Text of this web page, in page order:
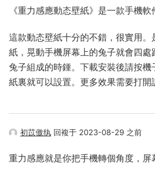
《重力感應動态壁紙》是一款手機軟
這款動态壁紙十分的不錯，很實用
紙，晃動手機屏幕上的兔子就會四
兔子組成的時鍾。下載安裝後請按
紙裏就可以設置。更多效果需要打開
初苡傲纨 回複于 2023-08-29 之前
重力感應就是你把手機轉個角度，屏